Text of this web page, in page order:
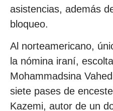
asistencias, además
bloqueo.
Al norteamericano,
la nómina iraní,
Mohammadsina
siete pases de
Kazemi, autor de un